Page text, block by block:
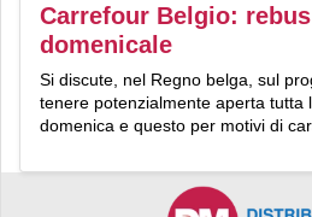
Carrefour Belgio:
domenicale
Si discute, nel Regno belga, sul
tenere potenzialmente aperta tutta
domenica e questo per motivi di